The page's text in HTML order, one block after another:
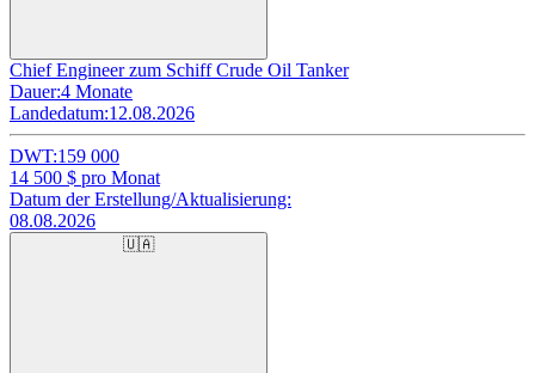
Chief Engineer zum Schiff Crude Oil Tanker
Dauer:4 Monate
Landedatum:12.08.2026
DWT:159 000
14 500 $ pro Monat
Datum der Erstellung/Aktualisierung:
08.08.2026
🇺🇦